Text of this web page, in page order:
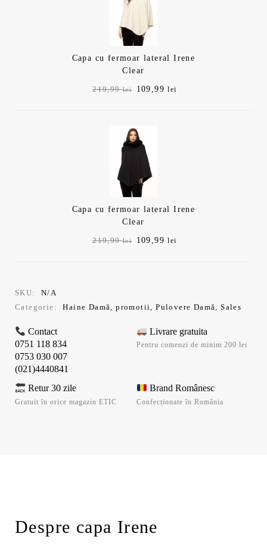
Capa cu fermoar lateral Irene
Clear
219,99lei
Prețul
219,99 lei.
109,99lei
Capa cu fermoar lateral Irene
Clear
219,99lei
Prețul
109,99lei
SKU:
N/A
Categorie:
Haine Damă,promotii,Pulovere Damă,Sales
Contact
0751 118 834
0753 030 007
(021)4440841
Livrare gratuita
Pentru comenzi de minim 200 lei
Retur 30 zile
Gratuit în orice magazin ETIC
Brand Românesc
Confecționate în România
Despre capa Irene